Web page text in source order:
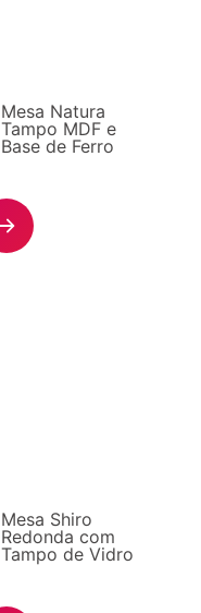
Mesa Natura
Tampo MDF e
Base de Ferro
Mesa Shiro
Redonda com
Tampo de Vidro